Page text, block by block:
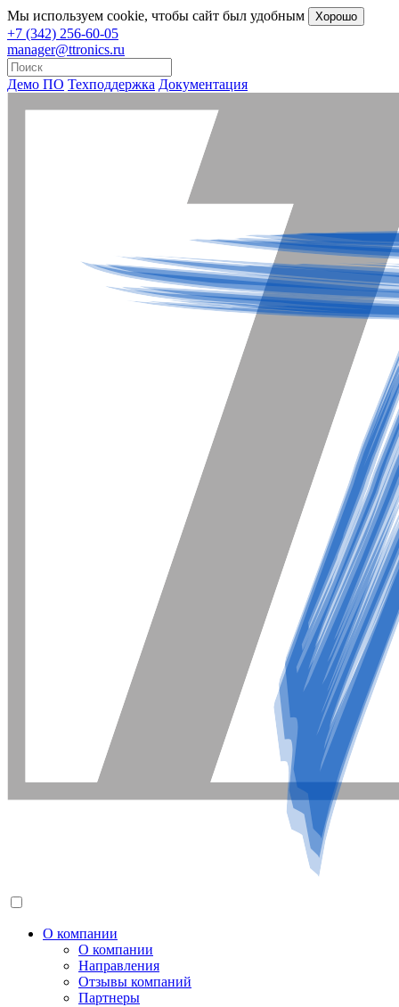
Мы используем cookie, чтобы сайт был удобным Хорошо
+7 (342) 256-60-05
manager@ttronics.ru
Демо ПО Техподдержка Документация
О компании
О компании
Направления
Отзывы компаний
Партнеры